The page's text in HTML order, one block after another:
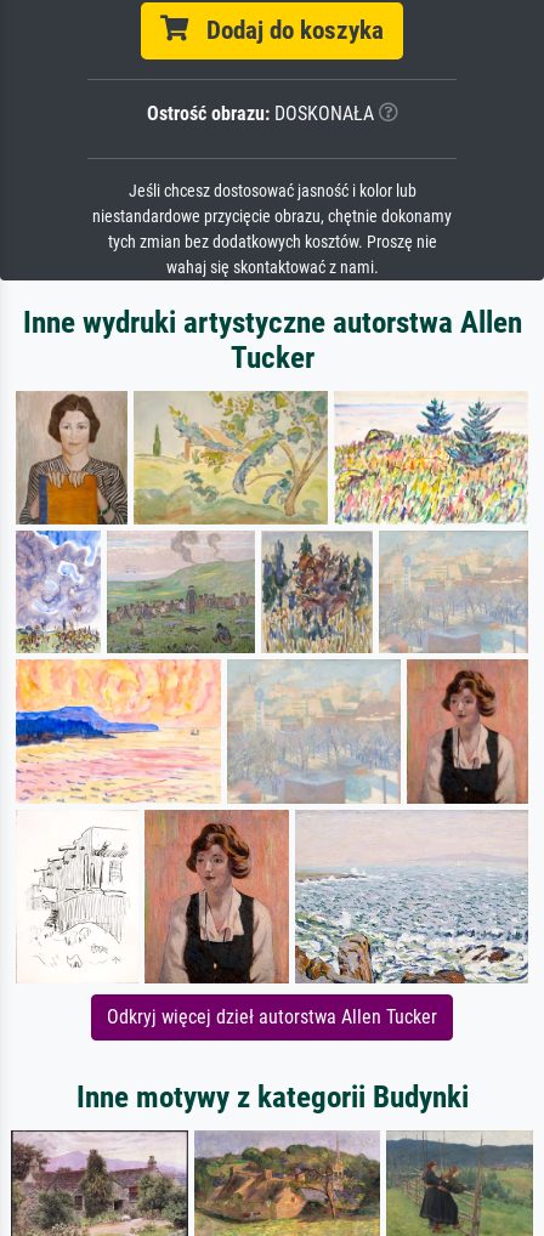
Dodaj do koszyka
Ostrość obrazu:DOSKONAŁA
Jeśli chcesz dostosować jasność i kolor lub
niestandardowe przycięcie obrazu, chętnie dokonamy
tych zmian bez dodatkowych kosztów. Proszę nie
wahaj się skontaktować z nami.
Inne wydruki artystyczne autorstwa Allen
Tucker
Odkryj więcej dzieł autorstwa Allen Tucker
Inne motywy z kategorii Budynki